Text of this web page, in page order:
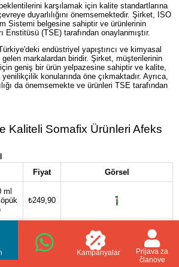
karşılamak için kalite standartlarına
duyarlılığını önemsemektedir. Şirket, ISO
Sistemi belgesine sahiptir ve ürünlerinin
Enstitüsü (TSE) tarafından onaylanmıştır.
endüstriyel yapıştırıcı ve kimyasal
markalardan biridir. Şirket, müşterilerinin
geniş bir ürün yelpazesine sahiptir ve kalite,
konularında öne çıkmaktadır. Ayrıca,
da önemsemekte ve ürünleri TSE tarafından
Kaliteli Somafix Ürünleri Afeks
Fiyat Görsel
ml
₺249,90
₺219,90
Kampanyalar
Prijava za
članove